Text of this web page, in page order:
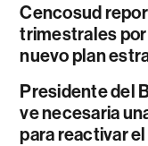
Cencosud
trimestrales
nuevo plan
Presidente del
ve necesaria
para reactivar